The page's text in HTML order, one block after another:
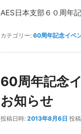
AES日本支部６０周年
カテゴリー: 60周年記念イベ
60周年記念
お知らせ
投稿日時: 2013年8月6日 投